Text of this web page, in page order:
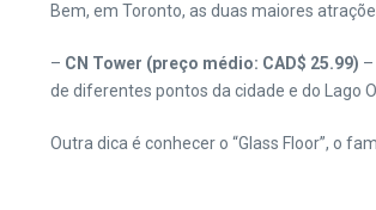
Bem, em Toronto, as duas maiores
– CN Tower (preço médio: CAD$ 25.99)
de diferentes pontos da cidade e do Lago
Outra dica é conhecer o “Glass Floor”, o